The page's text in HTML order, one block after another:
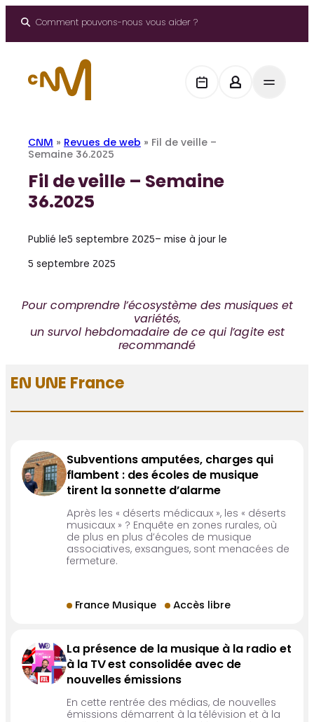
Comment pouvons-nous vous aider ?
CNM » Revues de web » Fil de veille –
Semaine 36.2025
Fil de veille – Semaine
36.2025
Publié le5 septembre 2025– mise à jour le
5 septembre 2025
Pour comprendre l’écosystème des musiques et
variétés,
un survol hebdomadaire de ce qui l’agite est
recommandé
EN UNE France
Subventions amputées, charges qui
flambent : des écoles de musique
tirent la sonnette d’alarme
Après les « déserts médicaux », les « déserts
musicaux » ? Enquête en zones rurales, où
de plus en plus d’écoles de musique
associatives, exsangues, sont menacées de
fermeture.
France Musique Accès libre
La présence de la musique à la radio et
à la TV est consolidée avec de
nouvelles émissions
En cette rentrée des médias, de nouvelles
émissions démarrent à la télévision et à la